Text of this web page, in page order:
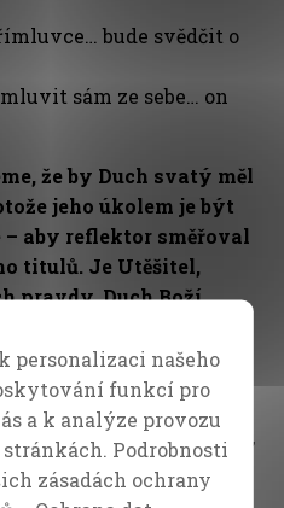
bude svědčit o
mluvit sám ze sebe… on
že by Duch svatý měl
jeho úkolem je být
– aby reflektor směřoval
titulů. Je Utěšitel,
pravdy, Duch Boží,
titulů, které
nemá jméno.
Eliezera. Víme, že se
je zmíněn dříve v Písmu,
jeho jméno není ani
je označován jako
personalizaci našeho
funkcí pro
a k analýze provozu
Podrobnosti
zásadách ochrany